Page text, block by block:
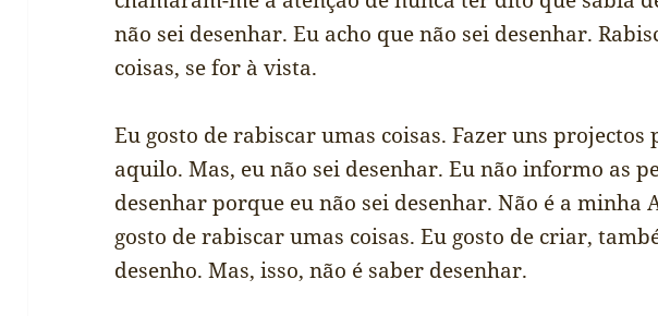
não sei desenhar. Eu acho que não sei desenhar.
coisas, se for à vista.
Eu gosto de rabiscar umas coisas. Fazer uns projectos
aquilo. Mas, eu não sei desenhar. Eu não informo as
desenhar porque eu não sei desenhar. Não é a minha
gosto de rabiscar umas coisas. Eu gosto de criar,
desenho. Mas, isso, não é saber desenhar.